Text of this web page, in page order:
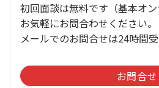
初回面談は無料です（基本オン
お気軽にお問合わせください。
メールでのお問合せは24時間受
お問合せ